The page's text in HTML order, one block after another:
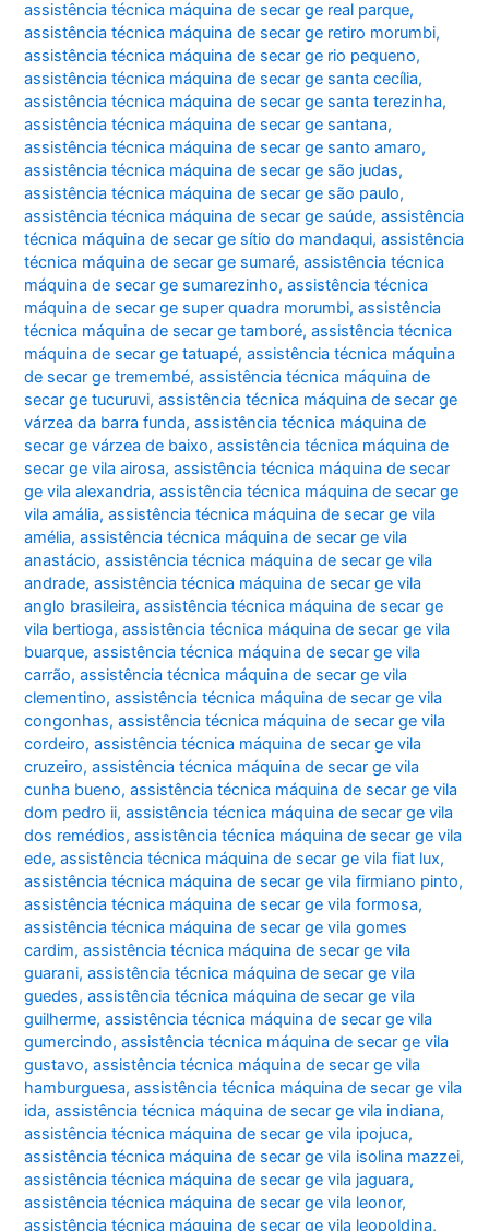
assistência técnica máquina de secar ge real parque,
assistência técnica máquina de secar ge retiro morumbi,
assistência técnica máquina de secar ge rio pequeno,
assistência técnica máquina de secar ge santa cecília,
assistência técnica máquina de secar ge santa terezinha,
assistência técnica máquina de secar ge santana,
assistência técnica máquina de secar ge santo amaro,
assistência técnica máquina de secar ge são judas,
assistência técnica máquina de secar ge são paulo,
assistência técnica máquina de secar ge saúde,assistência
técnica máquina de secar ge sítio do mandaqui,assistência
técnica máquina de secar ge sumaré,assistência técnica
máquina de secar ge sumarezinho,assistência técnica
máquina de secar ge super quadra morumbi,assistência
técnica máquina de secar ge tamboré,assistência técnica
máquina de secar ge tatuapé,assistência técnica máquina
de secar ge tremembé,assistência técnica máquina de
secar ge tucuruvi,assistência técnica máquina de secar ge
várzea da barra funda,assistência técnica máquina de
secar ge várzea de baixo,assistência técnica máquina de
secar ge vila airosa,assistência técnica máquina de secar
ge vila alexandria,assistência técnica máquina de secar ge
vila amália,assistência técnica máquina de secar ge vila
amélia,assistência técnica máquina de secar ge vila
anastácio,assistência técnica máquina de secar ge vila
andrade,assistência técnica máquina de secar ge vila
anglo brasileira,assistência técnica máquina de secar ge
vila bertioga,assistência técnica máquina de secar ge vila
buarque,assistência técnica máquina de secar ge vila
carrão,assistência técnica máquina de secar ge vila
clementino,assistência técnica máquina de secar ge vila
congonhas,assistência técnica máquina de secar ge vila
cordeiro,assistência técnica máquina de secar ge vila
cruzeiro,assistência técnica máquina de secar ge vila
cunha bueno,assistência técnica máquina de secar ge vila
dom pedro ii,assistência técnica máquina de secar ge vila
dos remédios,assistência técnica máquina de secar ge vila
ede,assistência técnica máquina de secar ge vila fiat lux,
assistência técnica máquina de secar ge vila firmiano pinto,
assistência técnica máquina de secar ge vila formosa,
assistência técnica máquina de secar ge vila gomes
cardim,assistência técnica máquina de secar ge vila
guarani,assistência técnica máquina de secar ge vila
guedes,assistência técnica máquina de secar ge vila
guilherme,assistência técnica máquina de secar ge vila
gumercindo,assistência técnica máquina de secar ge vila
gustavo,assistência técnica máquina de secar ge vila
hamburguesa,assistência técnica máquina de secar ge vila
ida,assistência técnica máquina de secar ge vila indiana,
assistência técnica máquina de secar ge vila ipojuca,
assistência técnica máquina de secar ge vila isolina mazzei,
assistência técnica máquina de secar ge vila jaguara,
assistência técnica máquina de secar ge vila leonor,
assistência técnica máquina de secar ge vila leopoldina,